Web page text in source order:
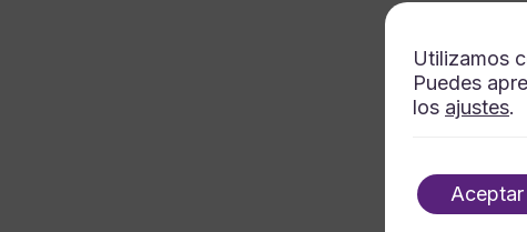
Utilizamos
Puedes
los ajustes.
Aceptar